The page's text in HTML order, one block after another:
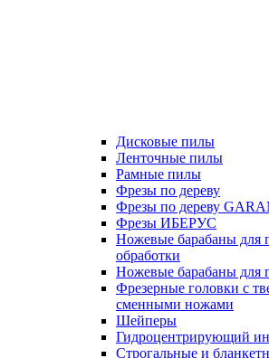
Дисковые пилы
Ленточные пилы
Рамные пилы
Фрезы по дереву
Фрезы по дереву
Фрезы ИБЕРУС
Ножевые барабаны для
обработки
Ножевые барабаны для
Фрезерные головки с
сменными ножами
Шейперы
Гидроцентрирующий
Строгальные и